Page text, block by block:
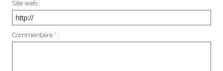
Site web :
Commentaire * :